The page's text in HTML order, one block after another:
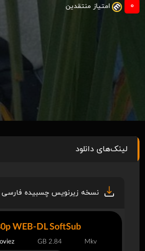
0 امتیاز منتقدین
لینک‌های دانلود
نسخه زیرنویس چسبیده فارسی
WEB-DL SoftSub
2.84 GB Mkv